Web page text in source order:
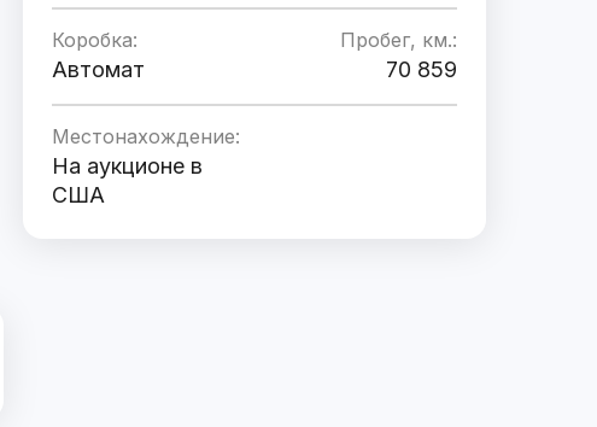
Коробка:
Автомат
Пробег, км.:
70 859
Местонахождение:
На аукционе в
США